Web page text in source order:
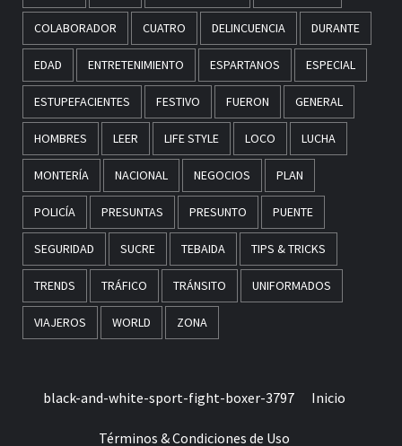
COLABORADOR CUATRO DELINCUENCIA DURANTE
EDAD ENTRETENIMIENTO ESPARTANOS ESPECIAL
ESTUPEFACIENTES FESTIVO FUERON GENERAL
HOMBRES LEER LIFE STYLE LOCO LUCHA
MONTERÍA NACIONAL NEGOCIOS PLAN
POLICÍA PRESUNTAS PRESUNTO PUENTE
SEGURIDAD SUCRE TEBAIDA TIPS & TRICKS
TRENDS TRÁFICO TRÁNSITO UNIFORMADOS
VIAJEROS WORLD ZONA
black-and-white-sport-fight-boxer-3797 Inicio
Términos & Condiciones de Uso